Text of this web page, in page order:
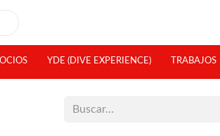
YDE (DIVE EXPERIENCE) TRABAJOS